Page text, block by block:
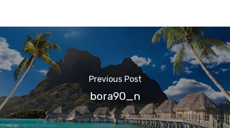
Previous Post
bora90_n